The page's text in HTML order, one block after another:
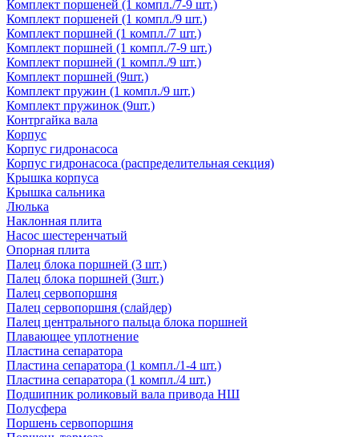
Комплект поршеней (1 компл./7-9 шт.)
Комплект поршеней (1 компл./9 шт.)
Комплект поршней (1 компл./7 шт.)
Комплект поршней (1 компл./7-9 шт.)
Комплект поршней (1 компл./9 шт.)
Комплект поршней (9шт.)
Комплект пружин (1 компл./9 шт.)
Комплект пружинок (9шт.)
Контргайка вала
Корпус
Корпус гидронасоса
Корпус гидронасоса (распределительная секция)
Крышка корпуса
Крышка сальника
Люлька
Наклонная плита
Насос шестеренчатый
Опорная плита
Палец блока поршней (3 шт.)
Палец блока поршней (3шт.)
Палец сервопоршня
Палец сервопоршня (слайдер)
Палец центрального пальца блока поршней
Плавающее уплотнение
Пластина сепаратора
Пластина сепаратора (1 компл./1-4 шт.)
Пластина сепаратора (1 компл./4 шт.)
Подшипник роликовый вала привода НШ
Полусфера
Поршень сервопоршня